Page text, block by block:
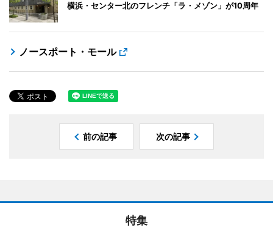
横浜・センター北のフレンチ「ラ・メゾン」が10周年
ノースポート・モール
前の記事 次の記事
特集